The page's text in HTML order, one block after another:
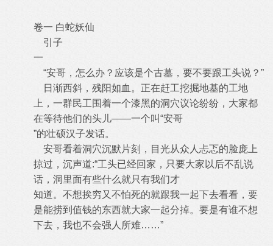
卷一 白蛇妖仙
引子
一
“安哥，怎么办？应该是个古墓，要不要跟工头说？”
日渐西斜，残阳如血。正在赶工挖掘地基的工地
上，一群民工围着一个漆黑的洞穴议论纷纷，大家都
在等待他们的头儿——一个叫“安哥
”的壮硕汉子发话。
安哥看着洞穴沉默片刻，目光从众人忐忑的脸庞上
掠过，沉声道:“工头已经回家，只要大家以后不乱说
话，洞里面有些什么就只有我们才
知道。不想挨穷又不怕死的就跟我一起下去看看，要
是能捞到值钱的东西就大家一起分掉。要是有谁不想
下去，我也不会强人所难……”